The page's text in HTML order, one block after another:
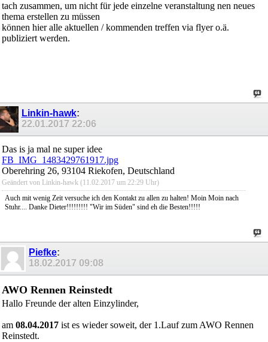
tach zusammen, um nicht für jede einzelne veranstaltung nen neues
thema erstellen zu müssen
können hier alle aktuellen / kommenden treffen via flyer o.ä.
publiziert werden.
Linkin-hawk:
22.01.2017 22:06
Das is ja mal ne super idee
FB_IMG_1483429761917.jpg
Oberehring 26, 93104 Riekofen, Deutschland
Geändert von Linkin-hawk (11.02.2017 um 22:29 Uhr)
Auch mit wenig Zeit versuche ich den Kontakt zu allen zu halten! Moin Moin nach
Stuhr.... Danke Dieter!!!!!!!!! "Wir im Süden" sind eh die Besten!!!!!
Piefke:
18.02.2017 09:08
AWO Rennen Reinstedt
Hallo Freunde der alten Einzylinder,
am 08.04.2017 ist es wieder soweit, der 1.Lauf zum AWO Rennen
Reinstedt.